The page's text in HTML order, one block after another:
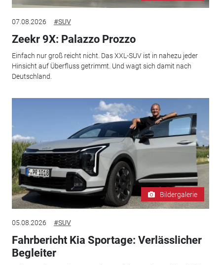
07.08.2026 #SUV
Zeekr 9X: Palazzo Prozzo
Einfach nur groß reicht nicht. Das XXL-SUV ist in nahezu jeder
Hinsicht auf Überfluss getrimmt. Und wagt sich damit nach
Deutschland.
Bildergalerie
05.08.2026 #SUV
Fahrbericht Kia Sportage: Verlässlicher
Begleiter